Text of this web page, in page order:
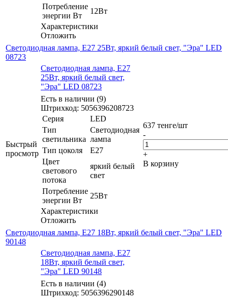
Потребление
энергии Вт
12Вт
Характеристики
Отложить
Светодиодная лампа, E27 25Вт, яркий белый свет, "Эра" LED
08723
Быстрый
просмотр
Светодиодная лампа, E27
25Вт, яркий белый свет,
"Эра" LED 08723
Есть в наличии (9)
Штрихкод: 5056396208723
Серия
LED
Тип
светильника
Светодиодная
лампа
Тип цоколя
E27
Цвет
светового
потока
яркий белый
свет
Потребление
энергии Вт
25Вт
Характеристики
Отложить
637 тенге/шт
-
+
В корзину
Светодиодная лампа, E27 18Вт, яркий белый свет, "Эра" LED
90148
Светодиодная лампа, E27
18Вт, яркий белый свет,
"Эра" LED 90148
Есть в наличии (4)
Штрихкод: 5056396290148